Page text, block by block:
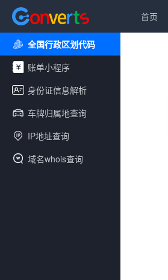
首页
全国行政区划代码
账单小程序
身份证信息解析
车牌归属地查询
IP地址查询
域名whois查询